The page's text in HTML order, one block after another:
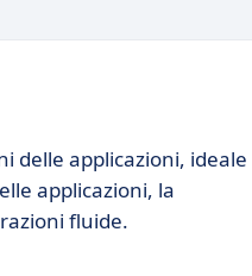
delle applicazioni, ideale
applicazioni, la
fluide.